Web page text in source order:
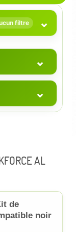
filtre ⌄
⌄
⌄
AL
de
noir